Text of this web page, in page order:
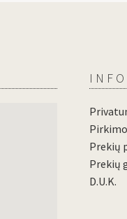
Prekių
Prekių
D.U.K.